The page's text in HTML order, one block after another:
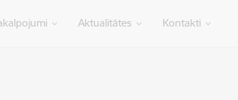
Aktualitātes Kontakti